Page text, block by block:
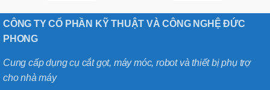
CÔNG TY CỔ PHẦN KỸ THUẬT VÀ CÔNG NGHỆ ĐỨC
PHONG
Cung cấp dụng cụ cắt gọt, máy móc, robot và thiết bị phụ trợ
cho nhà máy